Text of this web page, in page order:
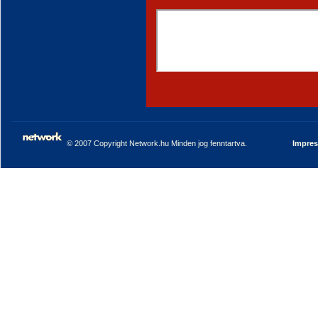
© 2007 Copyright Network.hu Minden jog fenntartva.